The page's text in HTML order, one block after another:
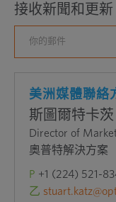
打
網
站
接收新聞和更新
美洲媒體聯絡
斯圖爾特卡茨
Director of
奧普特解決方案
P +1 (224) 521-
乙